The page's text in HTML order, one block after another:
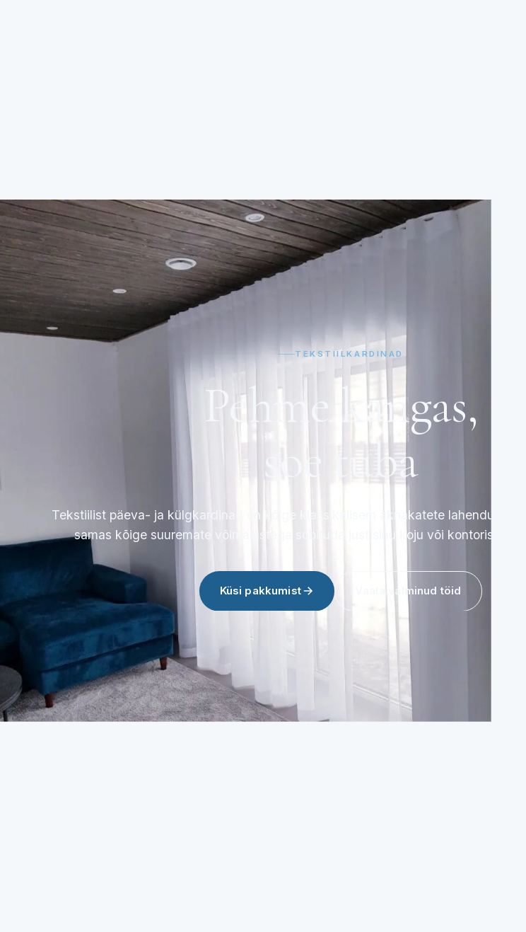
TEKSTIILKARDINAD
Pehme kangas,
soe tuba
Tekstiilist päeva- ja külgkardinad on kõige klassikalisem aknakatete lahendus, kuid
samas kõige suuremate võimalustega sobituda just sinu koju või kontorisse.
Küsi pakkumist Vaata valminud töid